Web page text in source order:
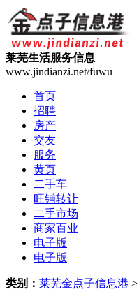
莱芜生活服务信息
www.jindianzi.net/fuwu
首页
招聘
房产
交友
服务
黄页
二手车
旺铺转让
二手市场
商家百业
电子版
电子版
类别： 莱芜金点子信息港 >